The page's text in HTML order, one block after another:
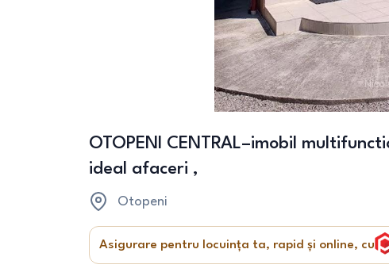
OTOPENI CENTRAL–imobil
ideal afaceri ,
Otopeni
Asigurare pentru locuința ta, rapid și online, cu